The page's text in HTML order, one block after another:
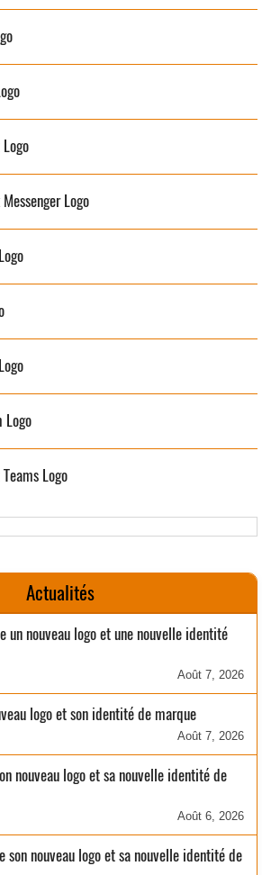
Logo
Logo
Logo
Actualités
un nouveau logo et une nouvelle identité
Août 7, 2026
logo et son identité de marque
Août 7, 2026
nouveau logo et sa nouvelle identité de
Août 6, 2026
son nouveau logo et sa nouvelle identité de